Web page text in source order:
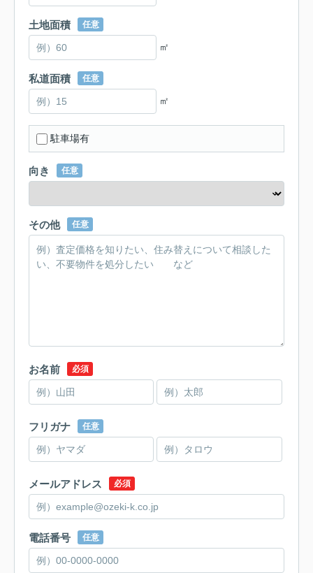
土地面積 任意
㎡
私道面積 任意
㎡
駐車場有
向き 任意
その他 任意
お名前 必須
フリガナ 任意
メールアドレス 必須
電話番号 任意